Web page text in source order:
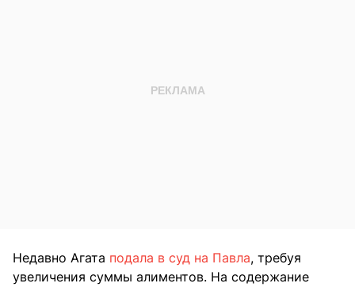
Недавно Агата подала в суд на Павла, требуя
увеличения суммы алиментов. На содержание